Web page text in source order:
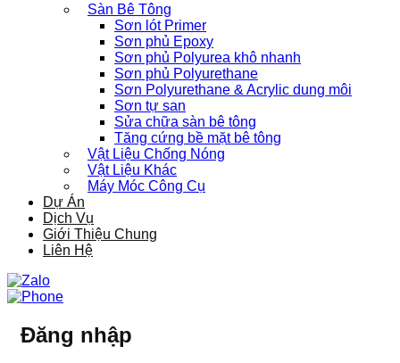
Sàn Bê Tông
Sơn lót Primer
Sơn phủ Epoxy
Sơn phủ Polyurea khô nhanh
Sơn phủ Polyurethane
Sơn Polyurethane & Acrylic dung môi
Sơn tự san
Sửa chữa sàn bê tông
Tăng cứng bề mặt bê tông
Vật Liệu Chống Nóng
Vật Liệu Khác
Máy Móc Công Cụ
Dự Án
Dịch Vụ
Giới Thiệu Chung
Liên Hệ
Đăng nhập